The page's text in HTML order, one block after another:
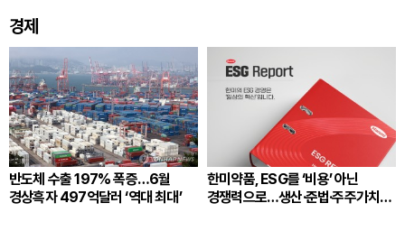
경제
반도체 수출 197% 폭증…6월
경상흑자 497억달러 ‘역대 최대’
한미약품, ESG를 ‘비용’ 아닌
경쟁력으로…생산·준법·주주가치